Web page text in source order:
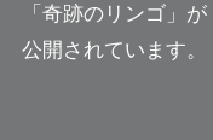
「奇跡のリンゴ」が
公開されています。